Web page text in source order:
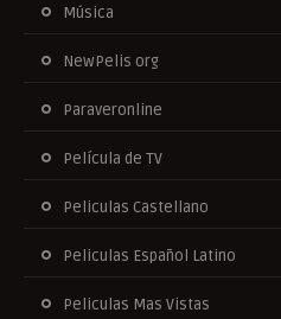
Música
NewPelis org
Paraveronline
Película de TV
Peliculas Castellano
Peliculas Español Latino
Peliculas Mas Vistas